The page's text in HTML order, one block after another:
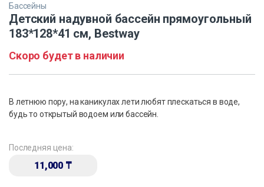
Бассейны
Детский надувной бассейн прямоугольный
183*128*41 см, Bestway
Скоро будет в наличии
В летнюю пору, на каникулах лети любят плескаться в воде,
будь то открытый водоем или бассейн.
Последняя цена:
11,000 ₸